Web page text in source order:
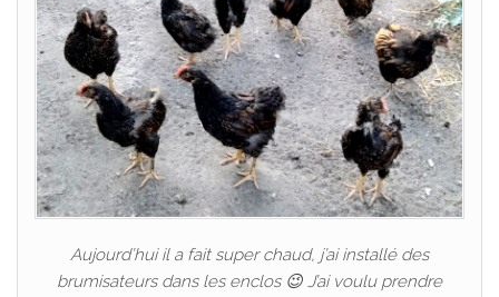
Aujourd’hui il a fait super chaud, j’ai installé des
brumisateurs dans les enclos 😉 J’ai voulu prendre